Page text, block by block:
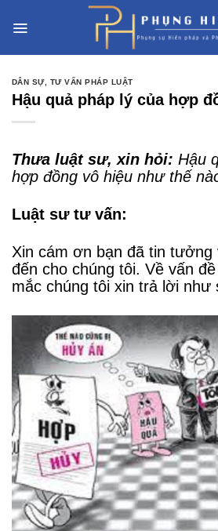
DÂN SỰ, TƯ VẤN PHÁP LUẬT
Hậu quả pháp lý của hợp
Thưa luật sư, xin hỏi: Hậu
hợp đồng vô hiệu như thế
Luật sư tư vấn:
Xin cám ơn bạn đã tin tưởng
đến cho chúng tôi. Về vấn
mắc chúng tôi xin trả lời như